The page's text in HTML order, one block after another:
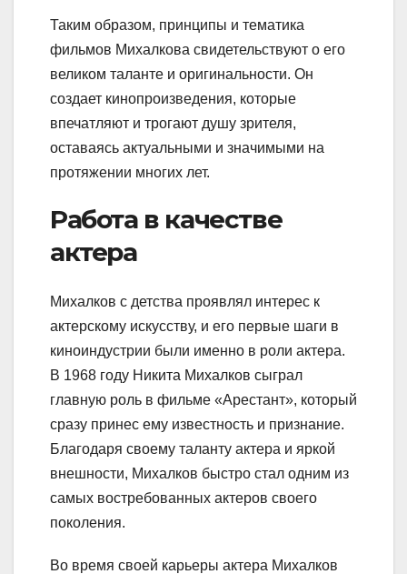
Таким образом, принципы и тематика
фильмов Михалкова свидетельствуют о его
великом таланте и оригинальности. Он
создает кинопроизведения, которые
впечатляют и трогают душу зрителя,
оставаясь актуальными и значимыми на
протяжении многих лет.
Работа в качестве
актера
Михалков с детства проявлял интерес к
актерскому искусству, и его первые шаги в
киноиндустрии были именно в роли актера.
В 1968 году Никита Михалков сыграл
главную роль в фильме «Арестант», который
сразу принес ему известность и признание.
Благодаря своему таланту актера и яркой
внешности, Михалков быстро стал одним из
самых востребованных актеров своего
поколения.
Во время своей карьеры актера Михалков